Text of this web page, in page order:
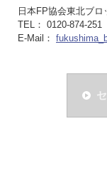
日本FP協会東北ブロ
TEL： 0120-874-251
E-Mail：